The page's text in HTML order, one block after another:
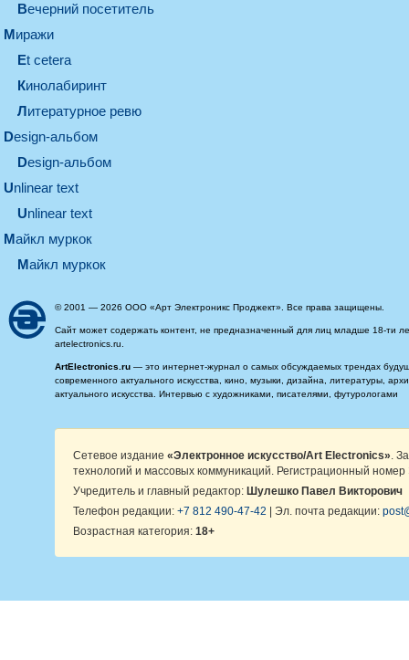
вечерний посетитель
миражи
et cetera
кинолабиринт
литературное ревю
design-альбом
design-альбом
unlinear text
Unlinear text
майкл муркок
майкл муркок
© 2001 — 2026 ООО «Арт Электроникс Проджект». Все права защищены.
Сайт может содержать контент, не предназначенный для лиц младше 18-ти
artelectronics.ru.
ArtElectronics.ru — это интернет-журнал о самых обсуждаемых трендах
современного актуального искусства, кино, музыки, дизайна, литературы,
актуального искусства. Интервью с художниками, писателями, футурологами
Сетевое издание «Электронное искусство/Art Electronics» .
технологий и массовых коммуникаций. Регистрационный
Учредитель и главный редактор: Шулешко Павел Викторович
Телефон редакции: +7 812 490-47-42 | Эл. почта редакции:
Возрастная категория: 18+